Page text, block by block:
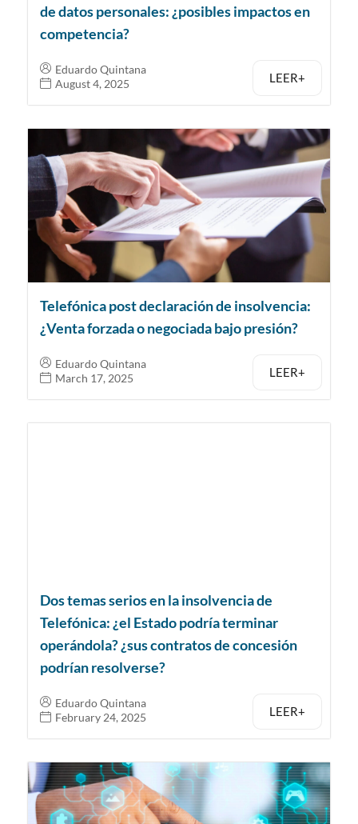
de datos personales: ¿posibles impactos en
competencia?
Eduardo Quintana
August 4, 2025
LEER+
Telefónica post declaración de insolvencia:
¿Venta forzada o negociada bajo presión?
Eduardo Quintana
March 17, 2025
LEER+
Dos temas serios en la insolvencia de
Telefónica: ¿el Estado podría terminar
operándola? ¿sus contratos de concesión
podrían resolverse?
Eduardo Quintana
February 24, 2025
LEER+